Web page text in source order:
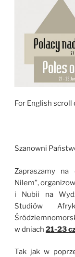
For English scroll
Szanowni
Zapraszamy na
Nilem”,
i Nubii na
Studiów
w dniach 21-23
Tak jak w